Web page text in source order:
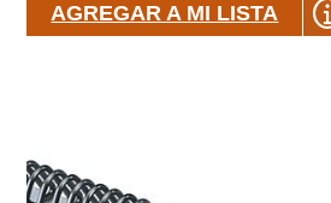
AGREGAR A MI LISTA